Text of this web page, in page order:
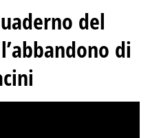
del
di